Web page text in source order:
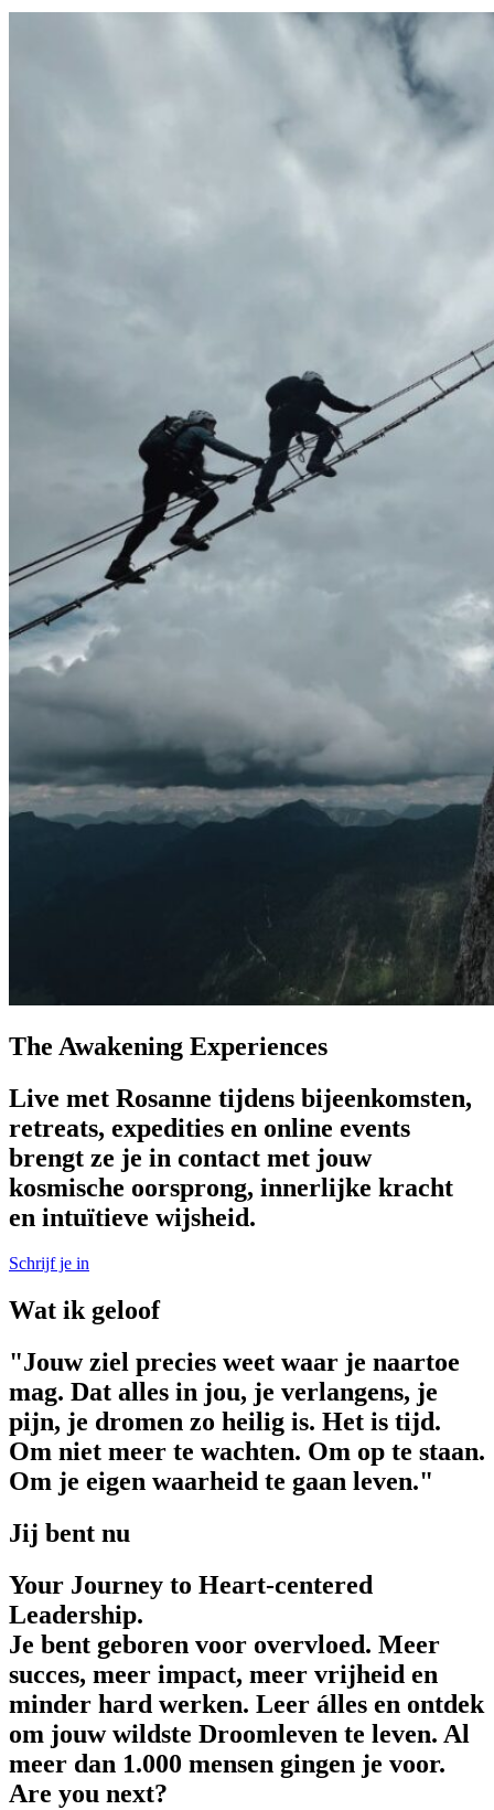
The Awakening Experiences
Live met Rosanne tijdens bijeenkomsten,
retreats, expedities en online events
brengt ze je in contact met jouw
kosmische oorsprong, innerlijke kracht
en intuïtieve wijsheid.
Schrijf je in
Wat ik geloof
"Jouw ziel precies weet waar je naartoe
mag. Dat alles in jou, je verlangens, je
pijn, je dromen zo heilig is. Het is tijd.
Om niet meer te wachten. Om op te staan.
Om je eigen waarheid te gaan leven."
Jij bent nu
Your Journey to Heart-centered
Leadership.
Je bent geboren voor overvloed. Meer
succes, meer impact, meer vrijheid en
minder hard werken. Leer álles en ontdek
om jouw wildste Droomleven te leven. Al
meer dan 1.000 mensen gingen je voor.
Are you next?